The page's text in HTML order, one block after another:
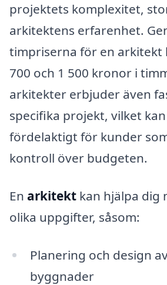
projektets komplexitet,
arkitektens erfarenhet.
timpriserna för en arkitekt
700 och 1 500 kronor i
arkitekter erbjuder även
specifika projekt, vilket
fördelaktigt för kunder
kontroll över budgeten.
En arkitekt kan hjälpa dig
olika uppgifter, såsom:
Planering och design
byggnader